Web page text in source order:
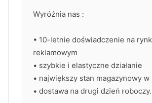
Wyróżnia nas :
• 10-letnie doświadczenie na
reklamowym
• szybkie i elastyczne działanie
• największy stan magazynowy w
• dostawa na drugi dzień roboczy.